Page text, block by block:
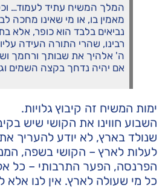
המלך המשיח עתיד לעמוד…
מאמין בו, או מי שאינו מחכה
נביאים בלבד הוא כופר, אלא
רבינו, שהרי התורה העידה
ה' אלהיך את שבותך ורחמך
אם יהיה נדחך בקצה השמים
ימות המשיח זה קיבוץ גלויות.
השבוע חווינו את הקושי שיש
שנולד בארץ, לא יודע להעריך
לעלות לארץ – הקושי בשפה,
הפרנסה, הפער התרבותי – כל
כל מי שעולה לארץ. אין לנו אלא